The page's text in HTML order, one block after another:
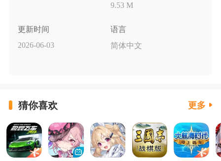
9.53 M
更新时间
2026-06-03
语言
简体中文
猜你喜欢 更多